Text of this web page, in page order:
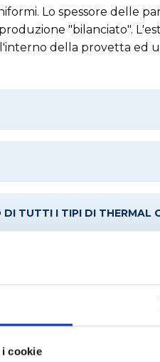
cookie
Lo spessore delle
"bilanciato".
della provetta ed
TUTTI I TIPI DI THERMAL